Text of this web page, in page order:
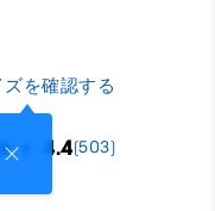
ズを確認する
4.4(503)